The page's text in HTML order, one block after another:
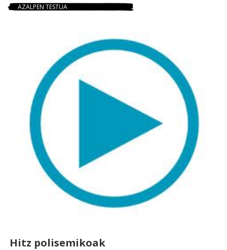
AZALPEN TESTUA
Hitz polisemikoak